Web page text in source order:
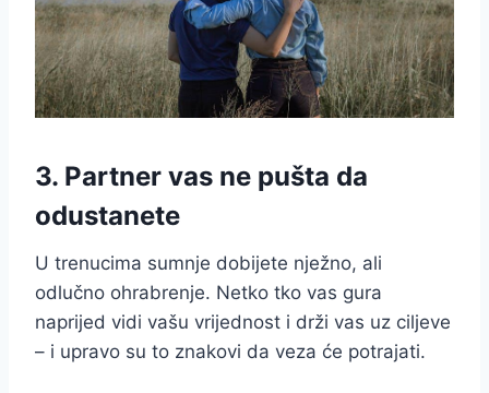
3. Partner vas ne pušta da
odustanete
U trenucima sumnje dobijete nježno, ali
odlučno ohrabrenje. Netko tko vas gura
naprijed vidi vašu vrijednost i drži vas uz ciljeve
– i upravo su to znakovi da veza će potrajati.